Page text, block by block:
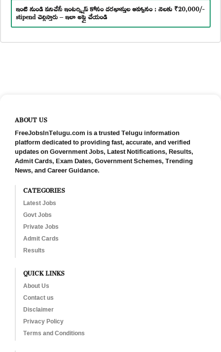
ఇంటి నుండి పనిచేసే ఇంటర్న్షిప్ కోసం దరఖాస్తుల ఆహ్వానం : నెలకు ₹20,000/-
stipend చెల్లిస్తారు – ఇలా అప్లై చేయండి
ABOUT US
FreeJobsInTelugu.com is a trusted Telugu information
platform dedicated to providing fast, accurate, and verified
updates on Government Jobs, Latest Notifications, Results,
Admit Cards, Exam Dates, Government Schemes, Trending
News, and Career Guidance.
CATEGORIES
Latest Jobs
Govt Jobs
Private Jobs
Admit Cards
Results
QUICK LINKS
About Us
Contact us
Disclaimer
Privacy Policy
Terms and Conditions